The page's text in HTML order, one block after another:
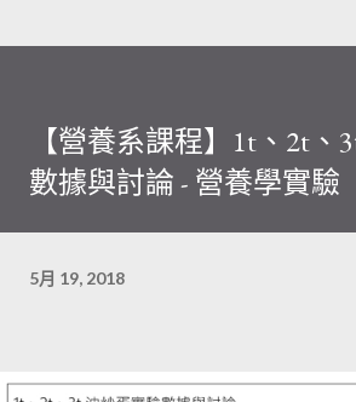
【營養系課程】1t、2t、
數據與討論 - 營養學實驗
5月 19, 2018